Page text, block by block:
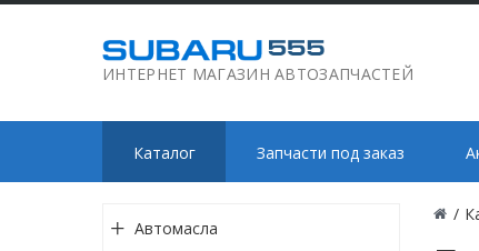
ИНТЕРНЕТ МАГАЗИН АВТОЗАПЧАСТЕЙ
Каталог Запчасти под заказ
/
Автомасла